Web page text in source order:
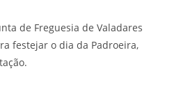
de Freguesia de Valadares
festejar o dia da Padroeira,